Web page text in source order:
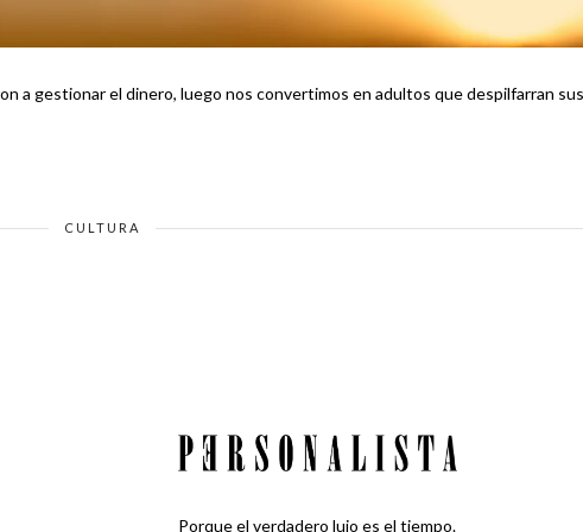
a gestionar el dinero, luego nos convertimos en adultos que despilfarran sus
CULTURA
Porque el verdadero lujo es el tiempo.